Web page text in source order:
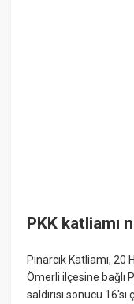
PKK katliamı
Pınarcık Katliamı,
Ömerli ilçesine bağlı
saldırısı sonucu